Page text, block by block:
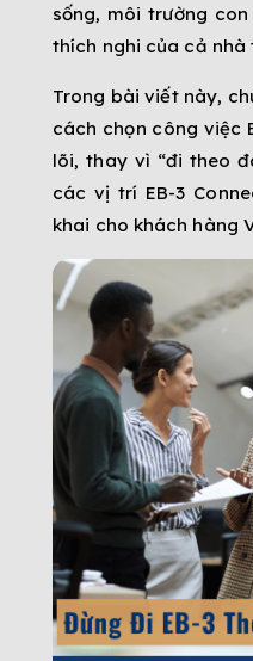
sống, môi trường
thích nghi của cả nhà
Trong bài viết này,
cách chọn công việc
lõi, thay vì “đi theo
các vị trí EB-3
khai cho khách hàng